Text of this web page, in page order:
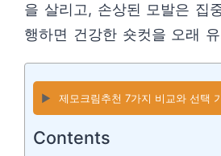
을 살리고, 손상된 모발은 집
행하면 건강한 숏컷을 오래
▶️ 제모크림추천 7가지 비교와 선택
Contents